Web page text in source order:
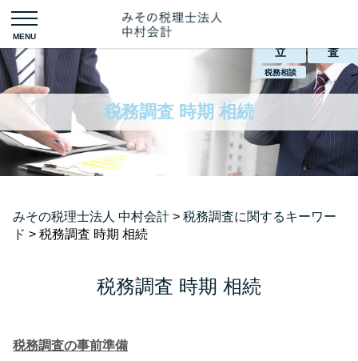
税務調査 時期 相続
立
査
税務相談
みその税理士法人 中村会計 > 税務調査に関するキーワー
ド > 税務調査 時期 相続
税務調査 時期 相続
税務調査の事前準備